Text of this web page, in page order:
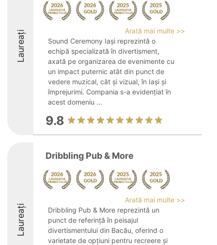
Laureați
Arată mai multe >>
Sound Ceremony Iași reprezintă o
echipă specializată în divertisment,
axată pe organizarea de evenimente cu
un impact puternic atât din punct de
vedere muzical, cât și vizual, în Iași și
împrejurimi. Compania s-a evidențiat în
acest domeniu ...
9.8
Laureați
Dribbling Pub & More
Arată mai multe >>
Dribbling Pub & More reprezintă un
punct de referință în peisajul
divertismentului din Bacău, oferind o
varietate de opțiuni pentru recreere și